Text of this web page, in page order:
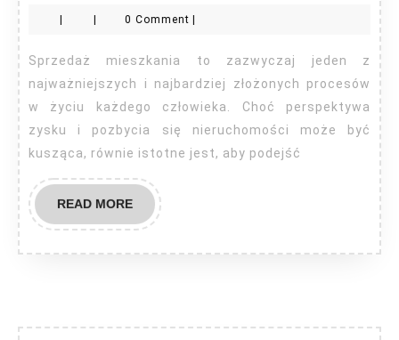
się
zabezpieczyć?
| | 0 Comment |
Sprzedaż mieszkania to zazwyczaj jeden z
najważniejszych i najbardziej złożonych procesów
w życiu każdego człowieka. Choć perspektywa
zysku i pozbycia się nieruchomości może być
kusząca, równie istotne jest, aby podejść
READ MOREREAD
MORE